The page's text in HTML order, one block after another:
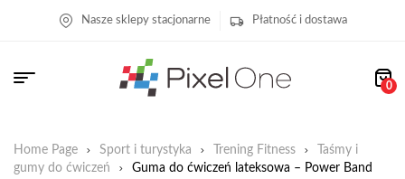
Nasze sklepy stacjonarne Płatność i dostawa
0
Home Page Sport i turystyka Trening Fitness
Taśmy i
gumy do ćwiczeń
Guma do ćwiczeń lateksowa – Power Band